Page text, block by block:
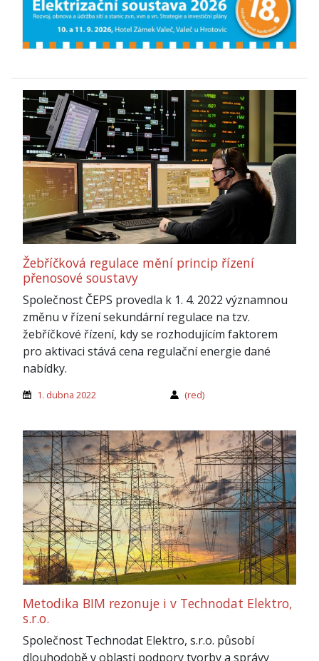
Žebříčková regulace mění princip řízení
přenosové soustavy
Společnost ČEPS provedla k 1. 4. 2022 významnou
změnu v řízení sekundární regulace na tzv.
žebříčkové řízení, kdy se rozhodujícím faktorem
pro aktivaci stává cena regulační energie dané
nabídky.
1. dubna 2022 (red)
Metodika BIM rezonuje i v Technodat Elektro,
s.r.o.
Společnost Technodat Elektro, s.r.o. působí
dlouhodobě v oblasti podpory tvorby a správy